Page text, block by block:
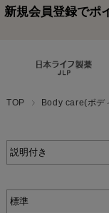
新規会員登録でポ
TOP Body care(ボデ